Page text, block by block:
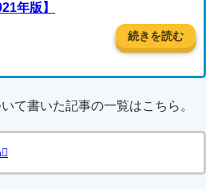
年版】
続きを読む
て書いた記事の一覧はこちら。